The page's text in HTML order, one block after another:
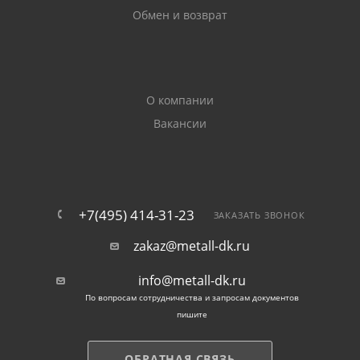
жесткостью, используется при отделке стен, в
оплаты. Доставляется оцинкованный профлист в
оформить на сайте и по телефону.
Обмен и возврат
О компании
Вакансии
+7(495) 414-31-23 ЗАКАЗАТЬ ЗВОНОК
zakaz@metall-dk.ru
info@metall-dk.ru
По вопросам сотрудничества и запросам документов
пишите